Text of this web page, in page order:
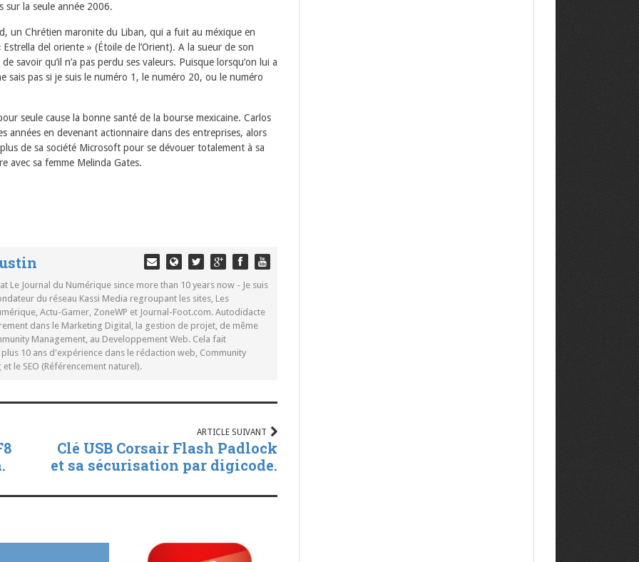
sur la seule année 2006.
un Chrétien maronite du Liban, qui a fuit au méxique en
del oriente » (Étoile de l’Orient). A la sueur de son
savoir qu’il n’a pas perdu ses valeurs. Puisque lorsqu’on lui a
sais pas si je suis le numéro 1, le numéro 20, ou le numéro
seule cause la bonne santé de la bourse mexicaine. Carlos
années en devenant actionnaire dans des entreprises, alors
de sa société Microsoft pour se dévouer totalement à sa
avec sa femme Melinda Gates.
Le Journal du Numérique since more than 10 years now - Je suis
du réseau Kassi Media regroupant les sites, Les
Actu-Gamer, ZoneWP et Journal-Foot.com. Autodidacte
dans le Marketing Digital, la gestion de projet, de même
Management, au Developpement Web. Cela fait
10 ans d'expérience dans le rédaction web, Community
le SEO (Référencement naturel).
ARTICLE SUIVANT
Clé USB Corsair Flash Padlock
et sa sécurisation par digicode.